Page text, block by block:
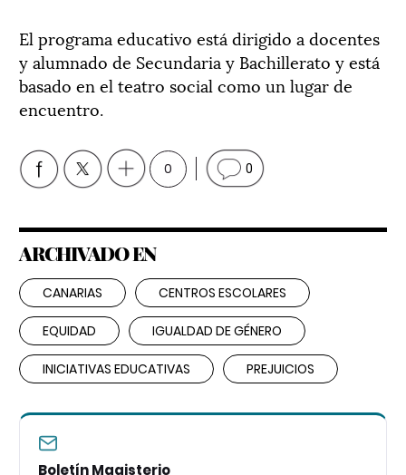
El programa educativo está dirigido a docentes
y alumnado de Secundaria y Bachillerato y está
basado en el teatro social como un lugar de
encuentro.
0 0
ARCHIVADO EN
CANARIAS CENTROS ESCOLARES
EQUIDAD IGUALDAD DE GÉNERO
INICIATIVAS EDUCATIVAS PREJUICIOS
Boletín Magisterio